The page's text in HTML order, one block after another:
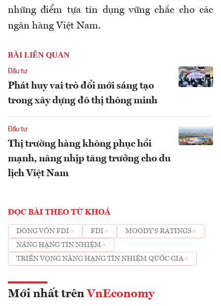
những điểm tựa tín dụng vững chắc cho các
ngân hàng Việt Nam.
BÀI LIÊN QUAN
Đầu tư
Phát huy vai trò đổi mới sáng tạo
trong xây dựng đô thị thông minh
Đầu tư
Thị trường hàng không phục hồi
mạnh, nâng nhịp tăng trưởng cho du
lịch Việt Nam
ĐỌC BÀI THEO TỪ KHOÁ
DÒNG VỐN FDI FDI
MOODY'S RATINGS
NÂNG HẠNG TÍN NHIỆM
TRIỂN VỌNG NÂNG HẠNG TÍN NHIỆM QUỐC GIA
Mới nhất trên VnEconomy